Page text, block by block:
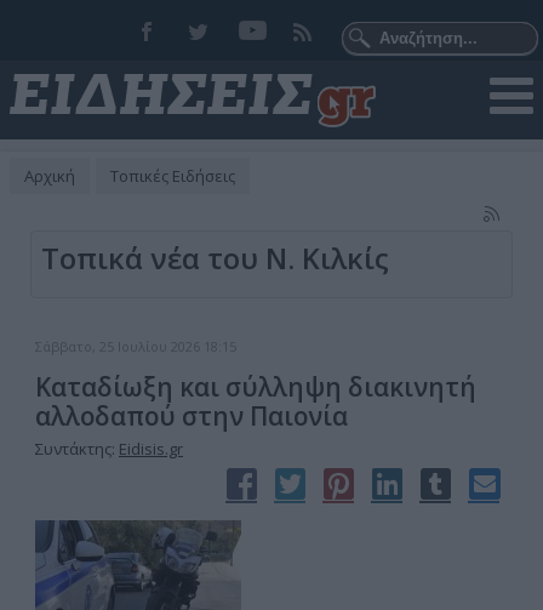
Αρχική Τοπικές Ειδήσεις
Τοπικά νέα του Ν. Κιλκίς
Σάββατο, 25 Ιουλίου 2026 18:15
Καταδίωξη και σύλληψη διακινητή
αλλοδαπού στην Παιονία
Συντάκτης: Eidisis.gr